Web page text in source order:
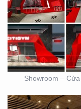
Showroom –
BOOTH
CIRCO TẠI
CENTER